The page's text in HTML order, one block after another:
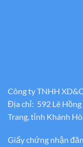
Công ty TNHH
Địa chỉ: 592 Lê
Trang, tỉnh Khánh
Giấy chứng nhận